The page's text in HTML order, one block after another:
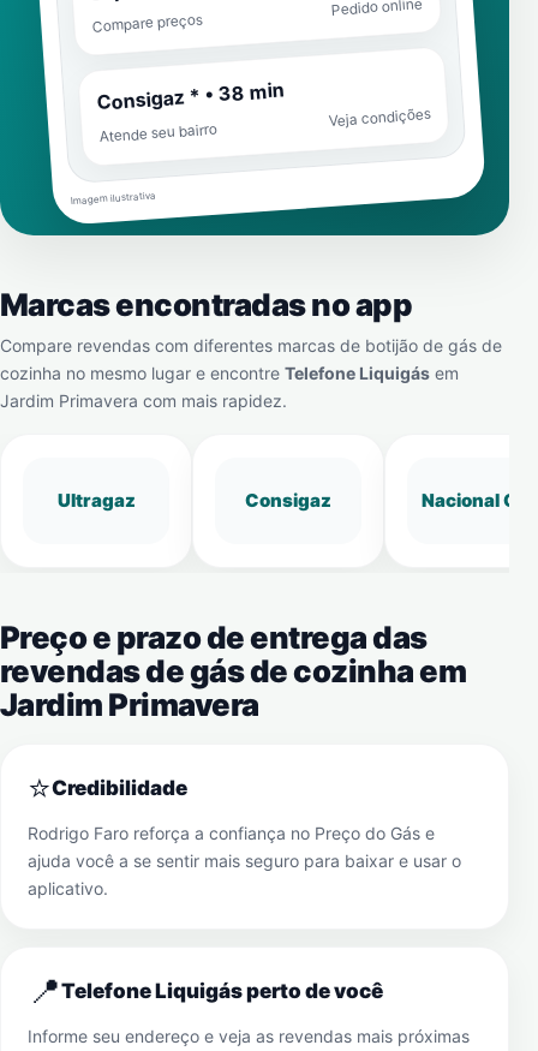
Compare preços
Pedido online
Consigaz * • 38 min
Atende seu bairro
Veja condições
Imagem ilustrativa
Marcas encontradas no app
Compare revendas com diferentes marcas de botijão de gás de
cozinha no mesmo lugar e encontre Telefone Liquigás em
Jardim Primavera com mais rapidez.
Ultragaz Consigaz Nacional Gás
Preço e prazo de entrega das
revendas de gás de cozinha em
Jardim Primavera
⭐Credibilidade
Rodrigo Faro reforça a confiança no Preço do Gás e
ajuda você a se sentir mais seguro para baixar e usar o
aplicativo.
📍Telefone Liquigás perto de você
Informe seu endereço e veja as revendas mais próximas